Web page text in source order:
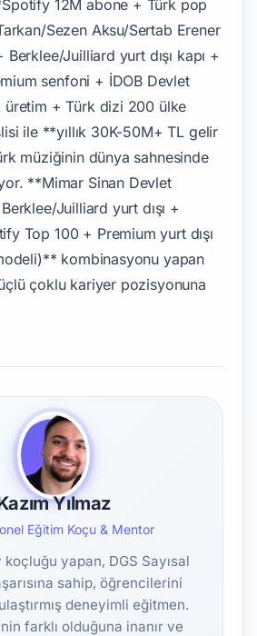
Yılmaz
Eğitim Koçu & Mentor
koçluğu yapan, DGS Sayısal
sahip, öğrencilerini
deneyimli eğitmen.
farklı olduğuna inanır ve